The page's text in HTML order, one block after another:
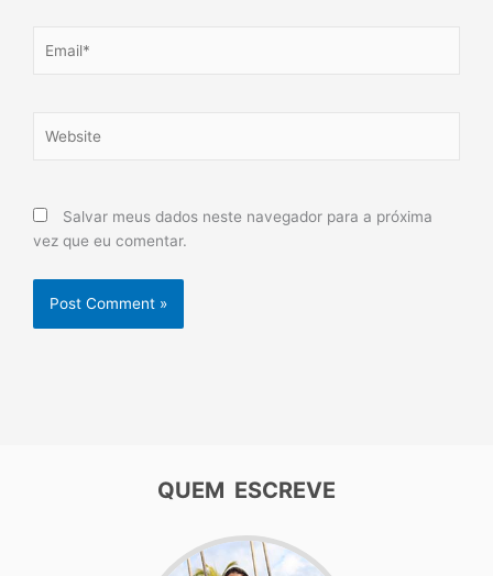
Salvar meus dados neste navegador para a próxima
vez que eu comentar.
QUEM ESCREVE